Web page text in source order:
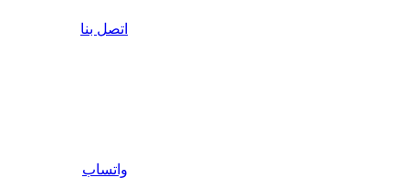
اتصل بنا
واتساب